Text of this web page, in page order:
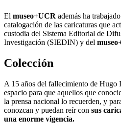
El museo+UCR además ha
catalogación de las caricaturas que
custodia del Sistema Editorial de
Investigación (SIEDIN) y del
Colección
A 15 años del fallecimiento de Hugo
espacio para que aquellos que
la prensa nacional lo recuerden, y
conozcan y puedan reír con sus
una enorme vigencia.